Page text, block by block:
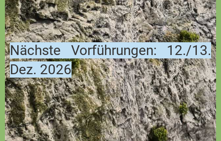
Nächste Vorführungen: 12./13.
Dez. 2026